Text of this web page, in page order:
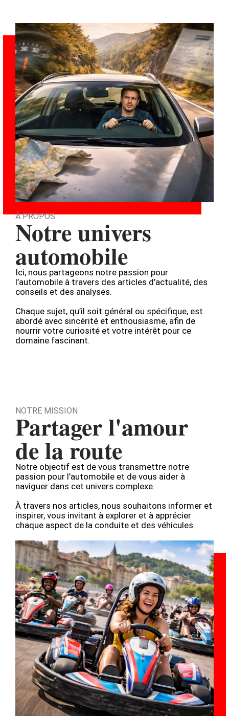
À PROPOS
Notre univers
automobile
Ici, nous partageons notre passion pour
l’automobile à travers des articles d’actualité, des
conseils et des analyses.
Chaque sujet, qu’il soit général ou spécifique, est
abordé avec sincérité et enthousiasme, afin de
nourrir votre curiosité et votre intérêt pour ce
domaine fascinant.
NOTRE MISSION
Partager l'amour
de la route
Notre objectif est de vous transmettre notre
passion pour l’automobile et de vous aider à
naviguer dans cet univers complexe.
À travers nos articles, nous souhaitons informer et
inspirer, vous invitant à explorer et à apprécier
chaque aspect de la conduite et des véhicules.